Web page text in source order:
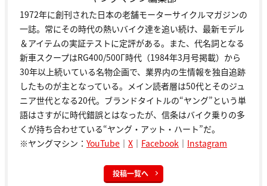
1972年に創刊された日本の老舗モーターサイクルマガジンの
一誌。常にその時代の熱いバイク達を追い続け、最新モデル
＆アイテムの実証テストに定評がある。また、代名詞となる
新車スクープはRG400/500Γ時代（1984年3月号掲載）から
30年以上続いている名物企画で、業界内の生情報を独自追跡
したものが主となっている。メイン読者層は50代とそのジュ
ニア世代となる20代。ブランドタイトルの“ヤング”という単
語はさすがに時代錯誤とはなったが、信条はバイク乗りの多
くが持ち合わせている“ヤング・アット・ハート”だ。
※ヤングマシン： YouTube ｜ X ｜ Facebook ｜ Instagram
投稿一覧へ